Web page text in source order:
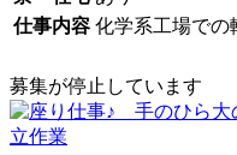
仕事内容 化学系工場での
募集が停止しています